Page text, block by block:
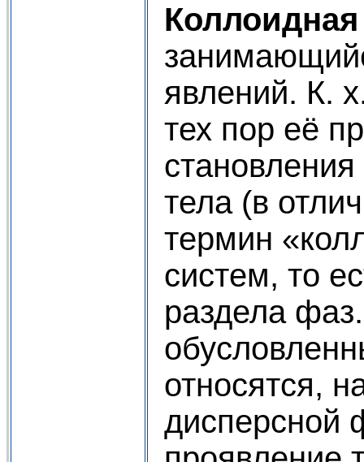
явлений. К.
тех пор её
тела (в
термин
систем, то
раздела
относятся,
дисперсной